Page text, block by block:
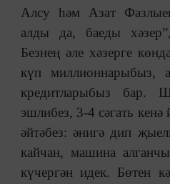
Алсу һәм Азат
алды да, баеды
Безнең әле хәзерге
күп миллионнарыбыз,
кредитларыбыз бар.
эшлибез, 3-4 сәгать
әйтәбез: әнигә дип
кайчан, машина
күчергән идек. Бөтен